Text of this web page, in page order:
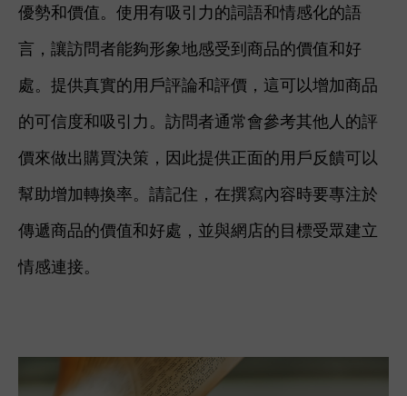
優勢和價值。使用有吸引力的詞語和情感化的語
言，讓訪問者能夠形象地感受到商品的價值和好
處。提供真實的用戶評論和評價，這可以增加商品
的可信度和吸引力。訪問者通常會參考其他人的評
價來做出購買決策，因此提供正面的用戶反饋可以
幫助增加轉換率。請記住，在撰寫內容時要專注於
傳遞商品的價值和好處，並與網店的目標受眾建立
情感連接。